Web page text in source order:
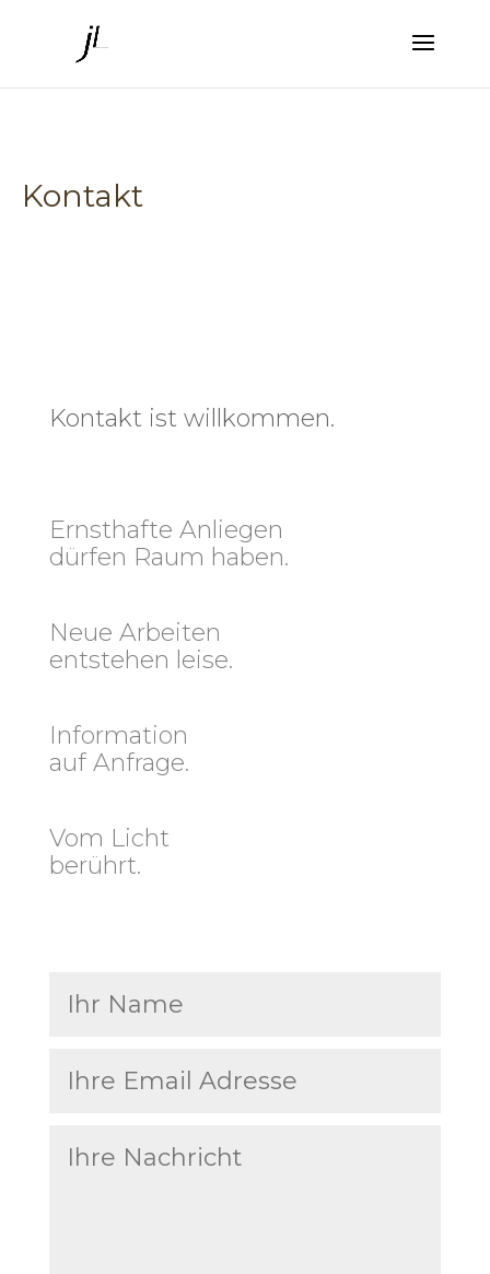
Kontakt
Kontakt ist willkommen.
Ernsthafte Anliegen
dürfen Raum haben.
Neue Arbeiten
entstehen leise.
Information
auf Anfrage.
Vom Licht
berührt.